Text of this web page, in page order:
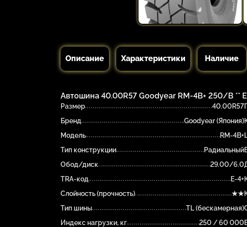
Описание Характеристики Наличие
Автошина 40.00R57 Goodyear RM-4B+ 250/B **
Размер
40.00R57
Бренд
Goodyear (Япония)
Модель
RM-4B+
Тип конструкции
Радиальный
Обод/диск
29.00/6.0
TRA-код
E-4+
Слойность (прочность)
★★
Тип шины
TL (бескамерная)
Индекс нагрузки, кг
250 / 60 000